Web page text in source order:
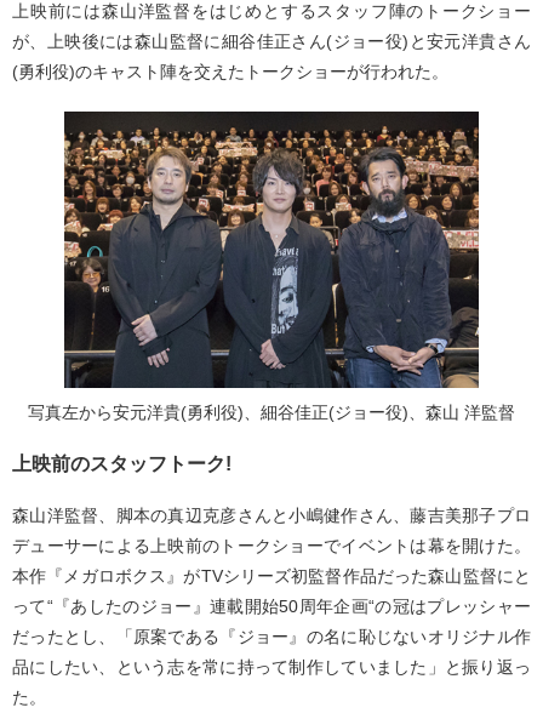
上映前には森山洋監督をはじめとするスタッフ陣のトークショー
が、上映後には森山監督に細谷佳正さん(ジョー役)と安元洋貴さん
(勇利役)のキャスト陣を交えたトークショーが行われた。
写真左から安元洋貴(勇利役)、細谷佳正(ジョー役)、森山 洋監督
上映前のスタッフトーク!
森山洋監督、脚本の真辺克彦さんと小嶋健作さん、藤吉美那子プロ
デューサーによる上映前のトークショーでイベントは幕を開けた。
本作『メガロボクス』がTVシリーズ初監督作品だった森山監督にと
って“『あしたのジョー』連載開始50周年企画“の冠はプレッシャー
だったとし、「原案である『ジョー』の名に恥じないオリジナル作
品にしたい、という志を常に持って制作していました」と振り返っ
た。